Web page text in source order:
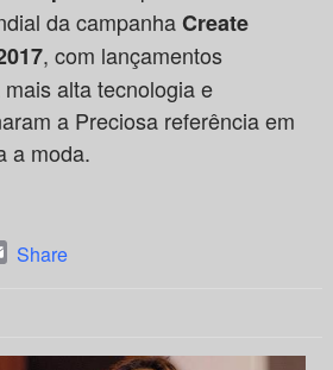
da campanhaCreate
, com lançamentos
alta tecnologia e
a Preciosa referência em
a moda.
Email
Share